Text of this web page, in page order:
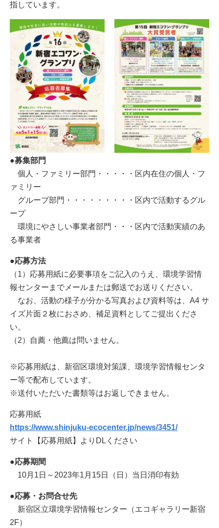
指しています。
●募集部門
個人・ファミリー部門・・・・・区内在住の個人・フ
ァミリー
グループ部門・・・・・・・・・区内で活動するグル
ープ
環境にやさしい事業者部門・・・区内で活動実績のあ
る事業者
●応募方法
（1）応募用紙に必要事項をご記入のうえ、環境学習情
報センターまでメールまたは郵送でお送りください。
なお、活動の様子が分かる写真および資料等は、A4 サ
イズ片面２枚におさめ、補足資料としてご提出くださ
い。
（2）自薦・他薦は問いません。
※応募用紙は、新宿区環境対策課、環境学習情報センタ
ー等で配布しています。
※送付いただいた書類等はお返しできません。
応募用紙
https://www.shinjuku-ecocenter.jp/news/3451/
サイト【応募用紙】よりDLください
●応募期間
10月1日～2023年1月15日（日）当日消印有効
●応募・お問合せ先
新宿区立環境学習情報センター（エコギャラリー新宿
2F）